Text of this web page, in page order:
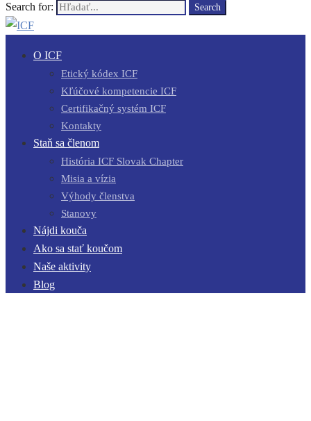
Search for: Search
O ICF
Etický kódex ICF
Kľúčové kompetencie ICF
Certifikačný systém ICF
Kontakty
Staň sa členom
História ICF Slovak Chapter
Misia a vízia
Výhody členstva
Stanovy
Nájdi kouča
Ako sa stať koučom
Naše aktivity
Blog